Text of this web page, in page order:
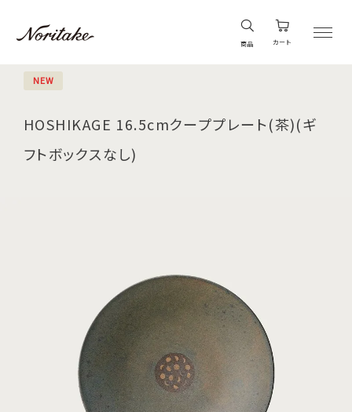
商品 カート
NEW
HOSHIKAGE 16.5cmクーププレート(茶)(ギ
フトボックスなし)